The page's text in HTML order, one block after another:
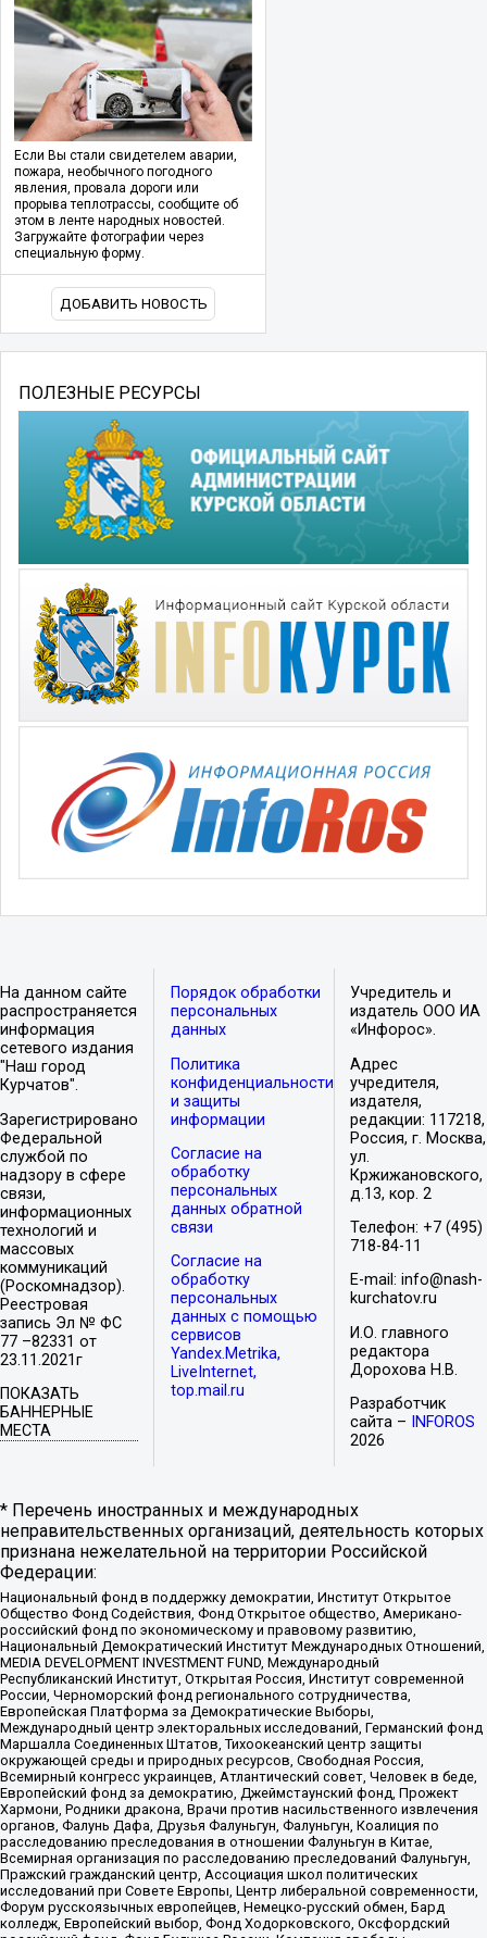
Если Вы стали свидетелем аварии,
пожара, необычного погодного
явления, провала дороги или
прорыва теплотрассы, сообщите об
этом в ленте народных новостей.
Загружайте фотографии через
специальную форму.
ДОБАВИТЬ НОВОСТЬ
ПОЛЕЗНЫЕ РЕСУРСЫ
На данном сайте
распространяется
информация
сетевого издания
"Наш город
Курчатов".
Зарегистрировано
Федеральной
службой по
надзору в сфере
связи,
информационных
технологий и
массовых
коммуникаций
(Роскомнадзор).
Реестровая
запись Эл № ФС
77 –82331 от
23.11.2021г
ПОКАЗАТЬ
БАННЕРНЫЕ
МЕСТА
Порядок обработки
персональных
данных
Политика
конфиденциальности
и защиты
информации
Согласие на
обработку
персональных
данных обратной
связи
Согласие на
обработку
персональных
данных с помощью
сервисов
Yandex.Metrika,
LiveInternet,
top.mail.ru
Учредитель и
издатель ООО ИА
«Инфорос».
Адрес
учредителя,
издателя,
редакции: 117218,
Россия, г. Москва,
ул.
Кржижановского,
д.13, кор. 2
Телефон: +7 (495)
718-84-11
E-mail: info@nash-
kurchatov.ru
И.О. главного
редактора
Дорохова Н.В.
Разработчик
сайта –
INFOROS
2026
* Перечень иностранных и международных
неправительственных организаций, деятельность которых
признана нежелательной на территории Российской
Федерации:
Национальный фонд в поддержку демократии, Институт Открытое
Общество Фонд Содействия, Фонд Открытое общество, Американо-
российский фонд по экономическому и правовому развитию,
Национальный Демократический Институт Международных Отношений,
MEDIA DEVELOPMENT INVESTMENT FUND, Международный
Республиканский Институт, Открытая Россия, Институт современной
России, Черноморский фонд регионального сотрудничества,
Европейская Платформа за Демократические Выборы,
Международный центр электоральных исследований, Германский фонд
Маршалла Соединенных Штатов, Тихоокеанский центр защиты
окружающей среды и природных ресурсов, Свободная Россия,
Всемирный конгресс украинцев, Атлантический совет, Человек в беде,
Европейский фонд за демократию, Джеймстаунский фонд, Прожект
Хармони, Родники дракона, Врачи против насильственного извлечения
органов, Фалунь Дафа, Друзья Фалуньгун, Фалуньгун, Коалиция по
расследованию преследования в отношении Фалуньгун в Китае,
Всемирная организация по расследованию преследований Фалуньгун,
Пражский гражданский центр, Ассоциация школ политических
исследований при Совете Европы, Центр либеральной современности,
Форум русскоязычных европейцев, Немецко-русский обмен, Бард
колледж, Европейский выбор, Фонд Ходорковского, Оксфордский